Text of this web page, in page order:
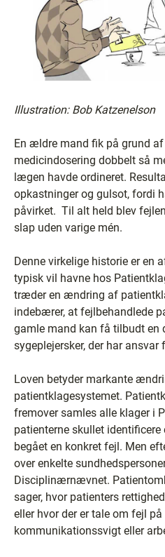
Illustration: Bob Katzenelson
En ældre mand fik på grund
medicindosering dobbelt så
lægen havde ordineret.
opkastninger og gulsot, fordi
påvirket. Til alt held blev
slap uden varige mén.
Denne virkelige historie er en
typisk vil havne hos
træder en ændring af
indebærer, at fejlbehandlede
gamle mand kan få tilbudt en
sygeplejersker, der har
Loven betyder markante
patientklagesystemet.
fremover samles alle klager i
patienterne skullet identificere
begået en konkret fejl. Men
over enkelte
Disciplinærnævnet.
sager, hvor patienters
eller hvor der er tale om fejl
kommunikationssvigt eller